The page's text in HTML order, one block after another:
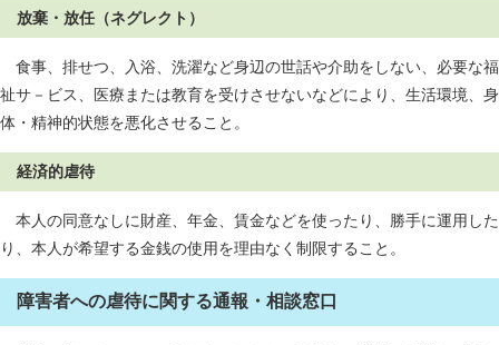
放棄・放任（ネグレクト）
食事、排せつ、入浴、洗濯など身辺の世話や介助をしない、必要な福
祉サ－ビス、医療または教育を受けさせないなどにより、生活環境、身
体・精神的状態を悪化させること。
経済的虐待
本人の同意なしに財産、年金、賃金などを使ったり、勝手に運用した
り、本人が希望する金銭の使用を理由なく制限すること。
障害者への虐待に関する通報・相談窓口